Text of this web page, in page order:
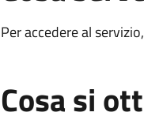
Per accedere al
Cosa si